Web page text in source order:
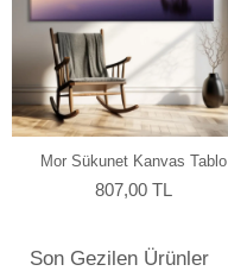
Mor Sükunet Kanvas Tablo
807,00 TL
Son Gezilen Ürünler